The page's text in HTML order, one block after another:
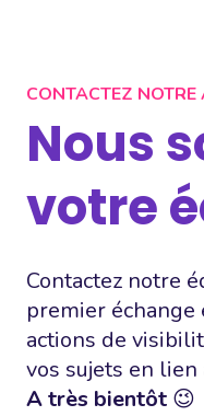
CONTACTEZ NOTRE
Nous
votre
Contactez notre
premier échange
actions de
vos sujets en lien
A très bientôt 😉